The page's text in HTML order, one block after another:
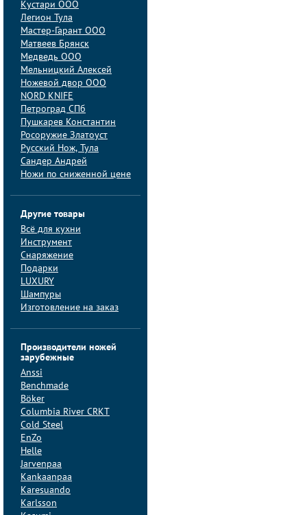
Кустари ООО
Легион Тула
Мастер-Гарант ООО
Матвеев Брянск
Медведь ООО
Мельницкий Алексей
Ножевой двор ООО
NORD KNIFE
Петроград СПб
Пушкарев Константин
Росоружие Златоуст
Русский Нож, Тула
Сандер Андрей
Ножи по сниженной цене
Другие товары
Всё для кухни
Инструмент
Снаряжение
Подарки
LUXURY
Шампуры
Изготовление на заказ
Производители ножей
зарубежные
Anssi
Benchmade
Böker
Columbia River CRKT
Cold Steel
EnZo
Helle
Jarvenpaa
Kankaanpaa
Karesuando
Karlsson